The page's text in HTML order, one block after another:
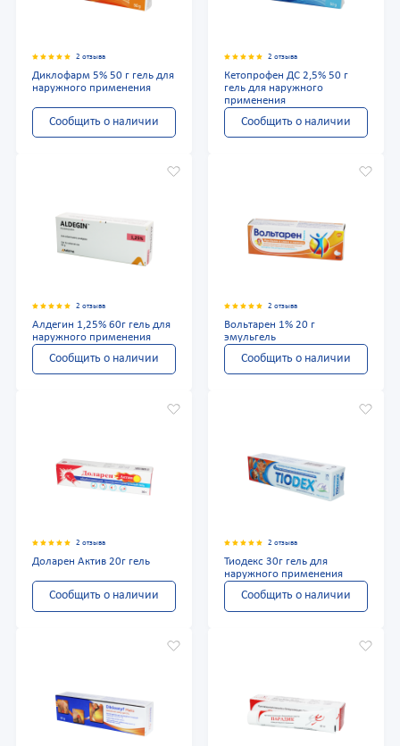
2 отзыва
Диклофарм 5% 50 г гель для
наружного применения
Сообщить о наличии
2 отзыва
Кетопрофен ДС 2,5% 50 г
гель для наружного
применения
Сообщить о наличии
2 отзыва
Алдегин 1,25% 60г гель для
наружного применения
Сообщить о наличии
2 отзыва
Вольтарен 1% 20 г
эмульгель
Сообщить о наличии
2 отзыва
Доларен Актив 20г гель
Сообщить о наличии
2 отзыва
Тиодекс 30г гель для
наружного применения
Сообщить о наличии